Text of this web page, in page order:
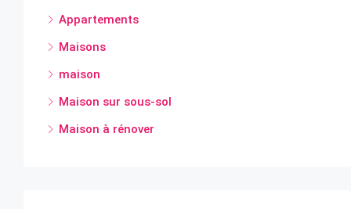
Appartements
Maisons
maison
Maison sur sous-sol
Maison à rénover